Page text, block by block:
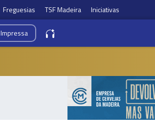
Freguesias TSF Madeira Iniciativas
Impressa